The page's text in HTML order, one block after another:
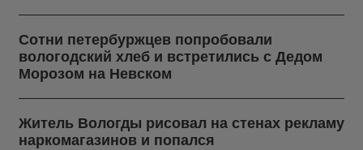
Сотни петербуржцев попробовали
вологодский хлеб и встретились с Дедом
Морозом на Невском
Житель Вологды рисовал на стенах рекламу
наркомагазинов и попался